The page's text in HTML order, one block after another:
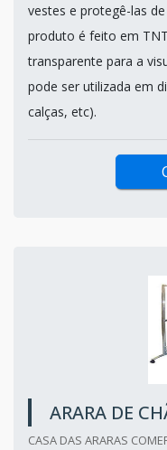
vestes e protegê-las
produto é feito em
transparente para a
pode ser utilizada em
calças, etc).
ARARA DE
CASA DAS ARARAS